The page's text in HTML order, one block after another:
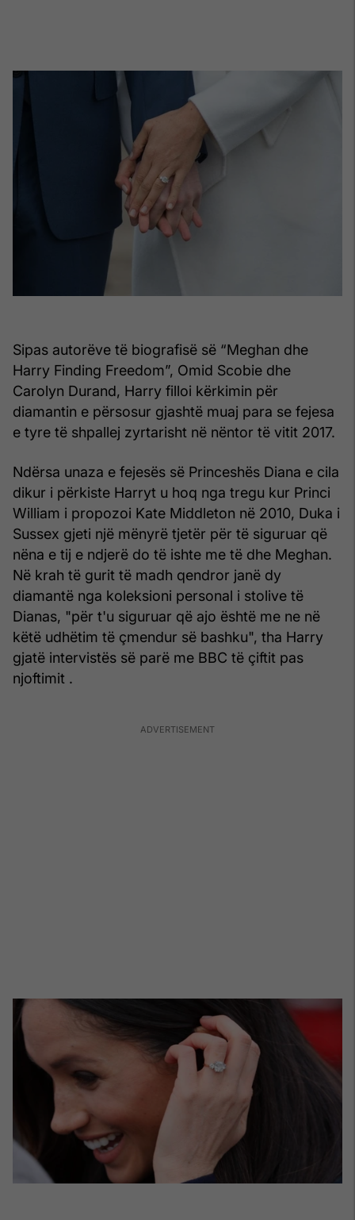
Sipas autorëve të biografisë së “Meghan dhe
Harry Finding Freedom”, Omid Scobie dhe
Carolyn Durand, Harry filloi kërkimin për
diamantin e përsosur gjashtë muaj para se fejesa
e tyre të shpallej zyrtarisht në nëntor të vitit 2017.
Ndërsa unaza e fejesës së Princeshës Diana e cila
dikur i përkiste Harryt u hoq nga tregu kur Princi
William i propozoi Kate Middleton në 2010, Duka i
Sussex gjeti një mënyrë tjetër për të siguruar që
nëna e tij e ndjerë do të ishte me të dhe Meghan.
Në krah të gurit të madh qendror janë dy
diamantë nga koleksioni personal i stolive të
Dianas, "për t'u siguruar që ajo është me ne në
këtë udhëtim të çmendur së bashku", tha Harry
gjatë intervistës së parë me BBC të çiftit pas
njoftimit .